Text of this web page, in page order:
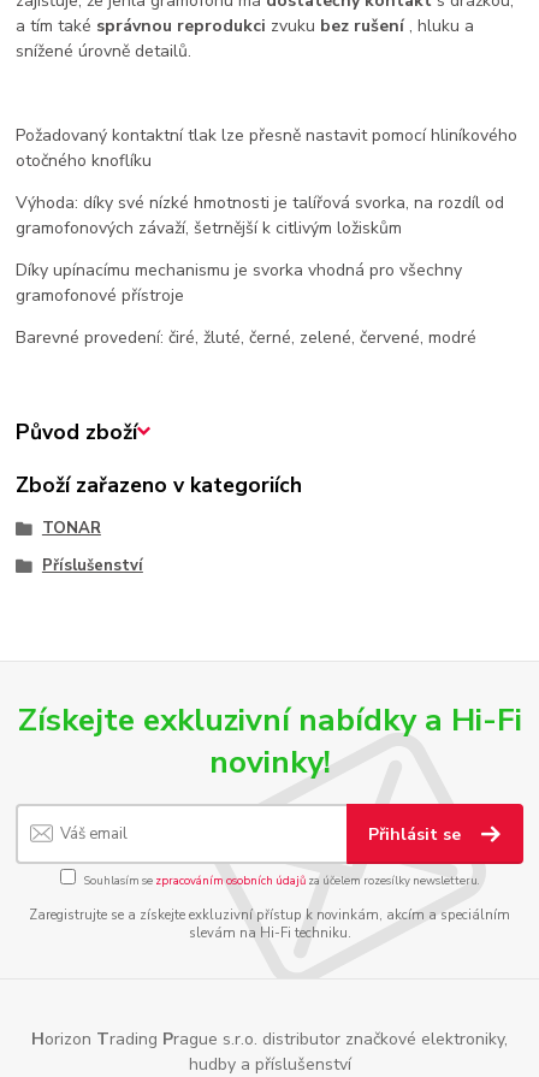
a tím také správnou reprodukci zvuku bez rušení, hluku a
snížené úrovně detailů.
Požadovaný kontaktní tlak lze přesně nastavit pomocí hliníkového
otočného knoflíku
Výhoda: díky své nízké hmotnosti je talířová svorka, na rozdíl od
gramofonových závaží, šetrnější k citlivým ložiskům
Díky upínacímu mechanismu je svorka vhodná pro všechny
gramofonové přístroje
Barevné provedení: čiré, žluté, černé, zelené, červené, modré
Původ zboží
Zboží zařazeno v kategoriích
TONAR
Příslušenství
Získejte exkluzivní nabídky a Hi-Fi
novinky!
Přihlásit se
Souhlasím se zpracováním osobních údajůza účelem rozesílky newsletteru.
Zaregistrujte se a získejte exkluzivní přístup k novinkám, akcím a speciálním
slevám na Hi-Fi techniku.
Horizon Trading Prague s.r.o. distributor značkové elektroniky,
hudby a příslušenství